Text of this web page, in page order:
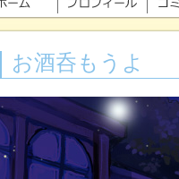
お酒呑もうよ